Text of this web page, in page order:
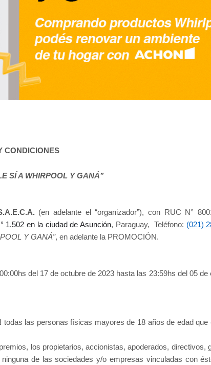
CONDICIONES
SÍ A WHIRPOOL Y GANÁ”
(en adelante el “organizador”), con RUC N°
1.502 en la ciudad de Asunción, Paraguay, Teléfono: (021)
Y GANÁ”, en adelante la PROMOCIÓN.
del 17 de octubre de 2023 hasta las 23:59hs del 05 de
las personas físicas mayores de 18 años de edad que
los propietarios, accionistas, apoderados, directivos,
ninguna de las sociedades y/o empresas vinculadas con